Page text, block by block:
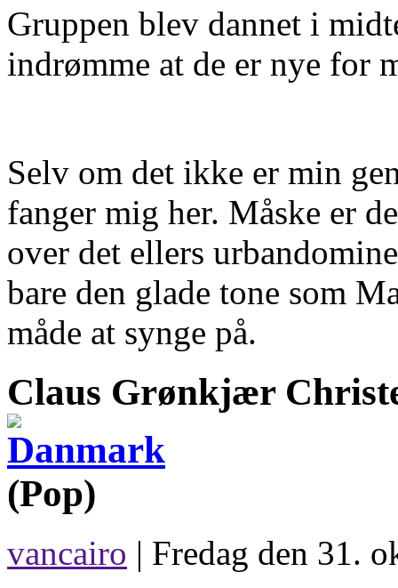
Gruppen blev dannet i
indrømme at de er nye for
Selv om det ikke er min
fanger mig her. Måske er
over det ellers
bare den glade tone som
måde at synge på.
Claus Grønkjær
(Pop)
vancairo | Fredag den 31.